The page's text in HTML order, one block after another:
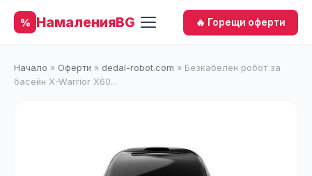
% НамаленияBG 🔥 Горещи оферти
Начало » Оферти » dedal-robot.com » Безкабелен робот за
басейн X-Warrior X60...